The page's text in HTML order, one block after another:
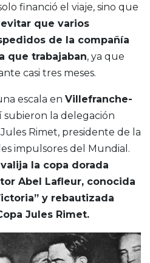
financió el viaje, sino que
que varios
de la compañía
que trabajaban, ya que
casi tres meses.
escala en Villefranche-
subieron la delegación
Rimet, presidente de la
impulsores del Mundial.
la copa dorada
Abel Lafleur, conocida
y rebautizada
Jules Rimet.